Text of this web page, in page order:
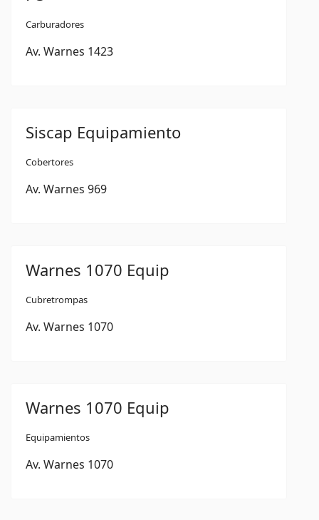
Carburadores
Av. Warnes 1423
Siscap Equipamiento
Cobertores
Av. Warnes 969
Warnes 1070 Equip
Cubretrompas
Av. Warnes 1070
Warnes 1070 Equip
Equipamientos
Av. Warnes 1070